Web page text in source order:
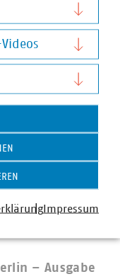
allen Ebenen: Sei
den Ländern, wie
– Ausgabe
Impressum